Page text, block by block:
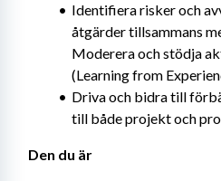
Identifiera risker och
åtgärder tillsammans
Moderera och stödja
(Learning from
Driva och bidra till
till både projekt och
Den du är